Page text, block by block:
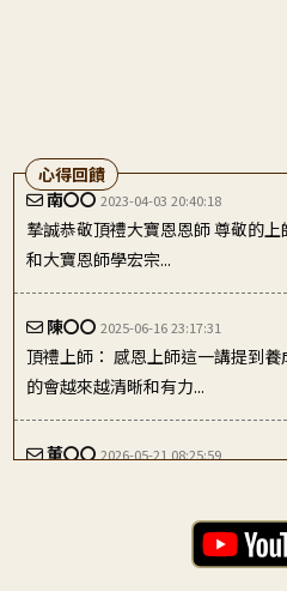
陳〇〇 2025-06-16 23:17:31
頂禮上師： 感恩上師這一講提到
的會越來越清晰和有力...
董〇〇 2026-05-21 08:25:59
這一篇讓我知道，修行並不是離
心調整回正確的方向。 ...
南〇〇2023-04-03 20:40:18
摯誠恭敬頂禮大寶恩恩師 尊敬的
心得回饋